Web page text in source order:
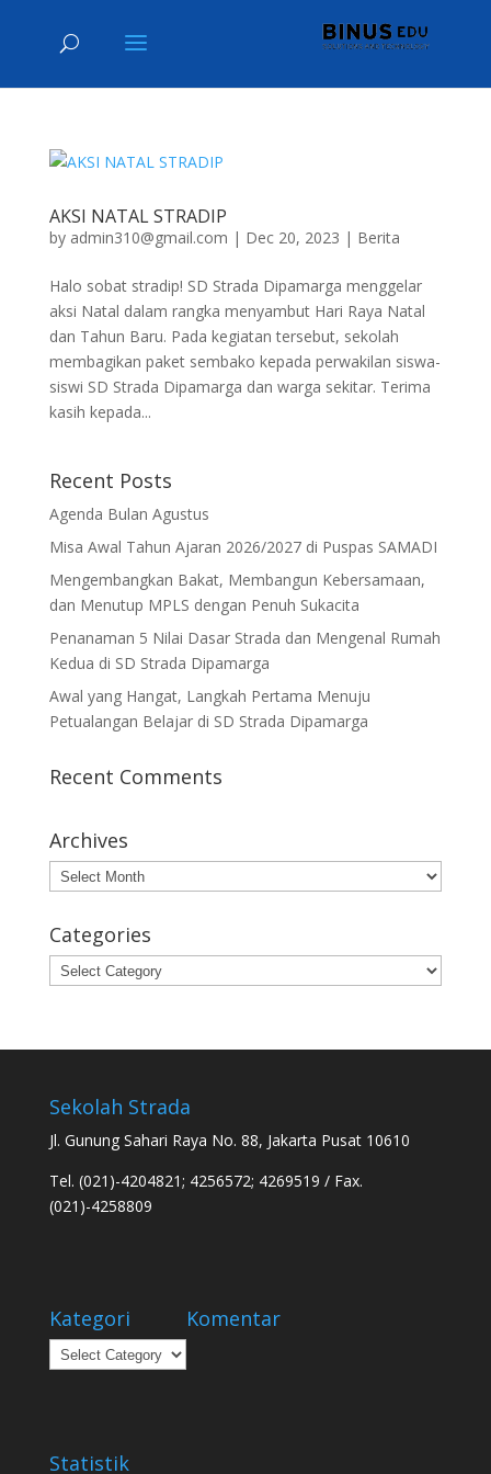
AKSI NATAL STRADIP
by admin310@gmail.com | Dec 20, 2023 | Berita
Halo sobat stradip! SD Strada Dipamarga menggelar
aksi Natal dalam rangka menyambut Hari Raya Natal
dan Tahun Baru. Pada kegiatan tersebut, sekolah
membagikan paket sembako kepada perwakilan siswa-
siswi SD Strada Dipamarga dan warga sekitar. Terima
kasih kepada...
Recent Posts
Agenda Bulan Agustus
Misa Awal Tahun Ajaran 2026/2027 di Puspas SAMADI
Mengembangkan Bakat, Membangun Kebersamaan,
dan Menutup MPLS dengan Penuh Sukacita
Penanaman 5 Nilai Dasar Strada dan Mengenal Rumah
Kedua di SD Strada Dipamarga
Awal yang Hangat, Langkah Pertama Menuju
Petualangan Belajar di SD Strada Dipamarga
Recent Comments
Archives
Archives
Categories
Categories
Sekolah Strada
Jl. Gunung Sahari Raya No. 88, Jakarta Pusat 10610
Tel. (021)-4204821; 4256572; 4269519 / Fax.
(021)-4258809
Kategori
Kategori
Komentar
Statistik